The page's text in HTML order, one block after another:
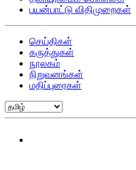
பயன்பாட்டு விதிமுறைகள்
செய்திகள்
கருத்துகள்
நூலகம்
நிறுவனங்கள்
மதிப்புரைகள்